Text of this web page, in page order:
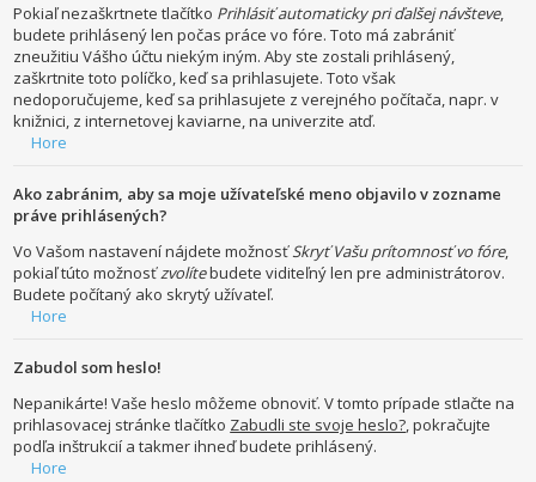
Pokiaľ nezaškrtnete tlačítko Prihlásiť automaticky pri ďalšej návšteve,
budete prihlásený len počas práce vo fóre. Toto má zabrániť
zneužitiu Vášho účtu niekým iným. Aby ste zostali prihlásený,
zaškrtnite toto políčko, keď sa prihlasujete. Toto však
nedoporučujeme, keď sa prihlasujete z verejného počítača, napr. v
knižnici, z internetovej kaviarne, na univerzite atď.
Hore
Ako zabránim, aby sa moje užívateľské meno objavilo v zozname
práve prihlásených?
Vo Vašom nastavení nájdete možnosťSkryť Vašu prítomnosť vo fóre,
pokiaľ túto možnosťzvolítebudete viditeľný len pre administrátorov.
Budete počítaný ako skrytý užívateľ.
Hore
Zabudol som heslo!
Nepanikárte! Vaše heslo môžeme obnoviť. V tomto prípade stlačte na
prihlasovacej stránke tlačítko Zabudli ste svoje heslo?, pokračujte
podľa inštrukcií a takmer ihneď budete prihlásený.
Hore